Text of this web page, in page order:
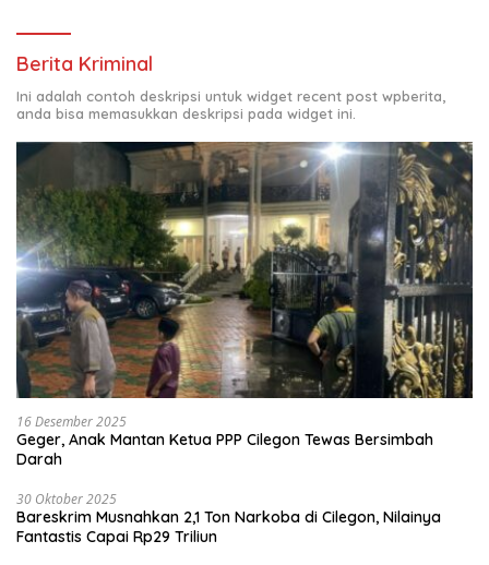
Berita Kriminal
Ini adalah contoh deskripsi untuk widget recent post wpberita,
anda bisa memasukkan deskripsi pada widget ini.
16 Desember 2025
Geger, Anak Mantan Ketua PPP Cilegon Tewas Bersimbah
Darah
30 Oktober 2025
Bareskrim Musnahkan 2,1 Ton Narkoba di Cilegon, Nilainya
Fantastis Capai Rp29 Triliun